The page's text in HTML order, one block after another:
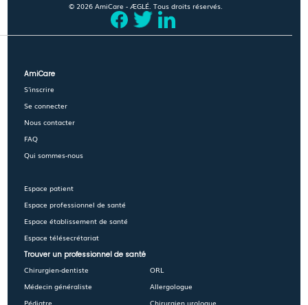
© 2026 AmiCare - ÆGLÉ. Tous droits réservés.
AmiCare
S'inscrire
Se connecter
Nous contacter
FAQ
Qui sommes-nous
Espace patient
Espace professionnel de santé
Espace établissement de santé
Espace télésecrétariat
Trouver un professionnel de santé
Chirurgien-dentiste
Médecin généraliste
Pédiatre
ORL
Allergologue
Chirurgien urologue